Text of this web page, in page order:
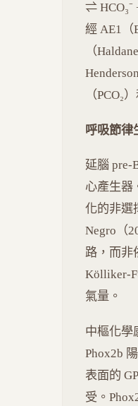
⇌ HCO₃⁻
經 AE1（
（
（PCO₂
呼吸節律
延腦 pre-
心產生器
化的非選
Negro（
路，而非
Kölliker-
氣量。
中樞化學
Phox2b
表面的
受。